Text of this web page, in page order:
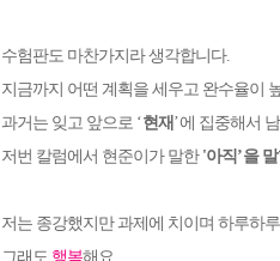
수험판도 마찬가지라 생각합니다.
지금까지 어떤 계획을 세우고 완수율이
과거는 잊고 앞으로 ‘현재 ’에 집중해서
저번 칼럼에서 현준이가 말한'아직’을
저는 종강했지만 과제에 치이며 하루하
그래도 행복해요